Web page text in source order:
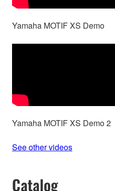
Yamaha MOTIF XS Demo
Yamaha MOTIF XS Demo 2
See other videos
Catalog